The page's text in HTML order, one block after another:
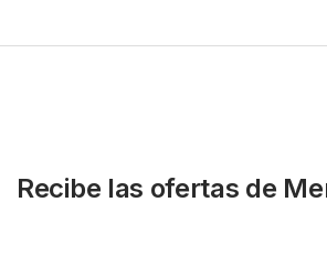
Recibe las ofertas de